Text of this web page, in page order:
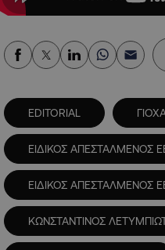
EDITORIAL
ΕΙΔΙΚΟΣ ΑΠΕΣΤΑΛΜΕΝΟΣ
ΕΙΔΙΚΟΣ ΑΠΕΣΤΑΛΜΕΝΟΣ
ΚΩΝΣΤΑΝΤΙΝΟΣ